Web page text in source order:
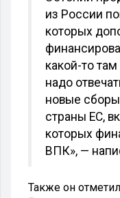
из России
которых
какой-то
надо
новые сборы
страны ЕС,
которых
ВПК», —
Также он